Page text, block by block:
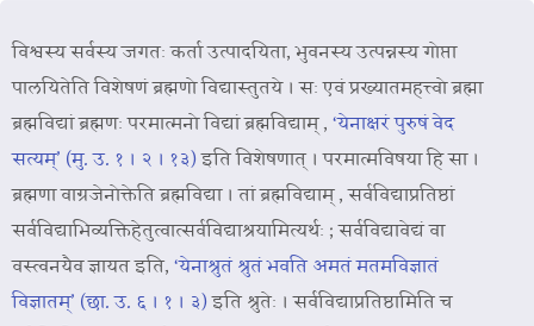
विश्वस्य सर्वस्य जगतः कर्ता उत्पादयिता, भुवनस्य उत्पन्नस्य गोप्ता
पालयितेति विशेषणं ब्रह्मणो विद्यास्तुतये । सः एवं प्रख्यातमहत्त्वो ब्रह्मा
ब्रह्मविद्यां ब्रह्मणः परमात्मनो विद्यां ब्रह्मविद्याम् , ‘येनाक्षरं पुरुषं वेद
सत्यम्’ (मु. उ. १ । २ । १३) इति विशेषणात् । परमात्मविषया हि सा ।
ब्रह्मणा वाग्रजेनोक्तेति ब्रह्मविद्या । तां ब्रह्मविद्याम् , सर्वविद्याप्रतिष्ठां
सर्वविद्याभिव्यक्तिहेतुत्वात्सर्वविद्याश्रयामित्यर्थः ; सर्वविद्यावेद्यं वा
वस्त्वनयैव ज्ञायत इति, ‘येनाश्रुतं श्रुतं भवति अमतं मतमविज्ञातं
विज्ञातम्’ (छा. उ. ६ । १ । ३) इति श्रुतेः । सर्वविद्याप्रतिष्ठामिति च